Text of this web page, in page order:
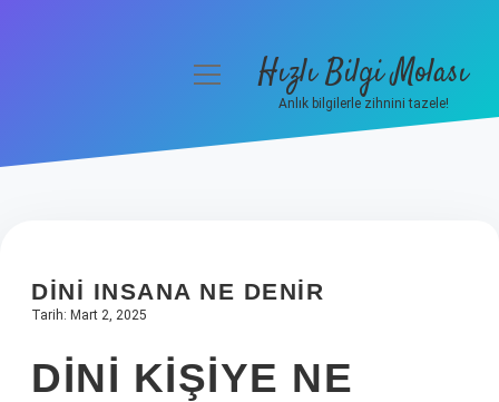
Hakkımızda
menüyüHızlı Bilgi Molası
Anlık bilgilerle zihnini tazele!
DINI INSANA NE DENIR
Tarih: Mart 2, 2025
DINI KIŞIYE NE